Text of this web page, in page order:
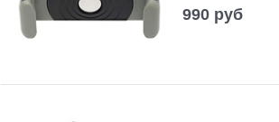
990 руб